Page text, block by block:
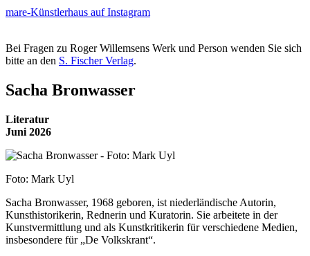
mare-Künstlerhaus auf Instagram
Bei Fragen zu Roger Willemsens Werk und Person wenden Sie sich
bitte an den S. Fischer Verlag.
Sacha Bronwasser
Literatur
Juni 2026
Foto: Mark Uyl
Sacha Bronwasser, 1968 geboren, ist niederländische Autorin,
Kunsthistorikerin, Rednerin und Kuratorin. Sie arbeitete in der
Kunstvermittlung und als Kunstkritikerin für verschiedene Medien,
insbesondere für „De Volkskrant“.